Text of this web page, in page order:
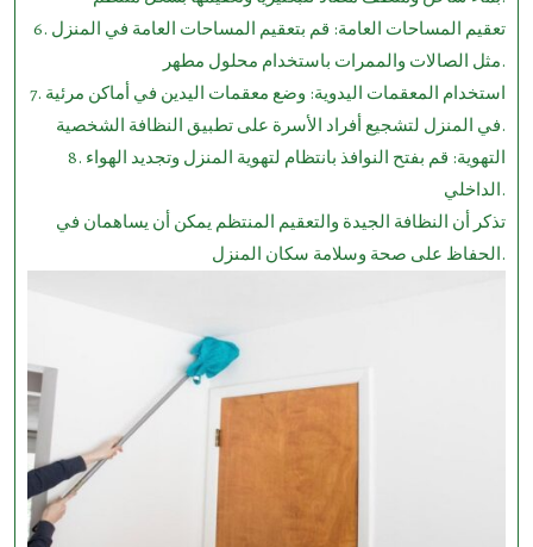
6. تعقيم المساحات العامة: قم بتعقيم المساحات العامة في المنزل
مثل الصالات والممرات باستخدام محلول مطهر.
7. استخدام المعقمات اليدوية: وضع معقمات اليدين في أماكن مرئية
في المنزل لتشجيع أفراد الأسرة على تطبيق النظافة الشخصية.
8. التهوية: قم بفتح النوافذ بانتظام لتهوية المنزل وتجديد الهواء
الداخلي.
تذكر أن النظافة الجيدة والتعقيم المنتظم يمكن أن يساهمان في
الحفاظ على صحة وسلامة سكان المنزل.